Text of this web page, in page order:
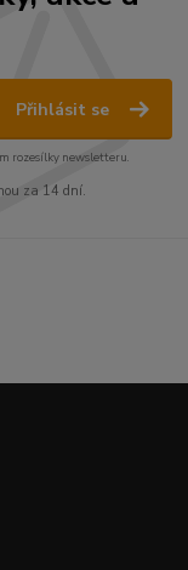
Přihlásit se
rozesílky newsletteru.
za 14 dní.